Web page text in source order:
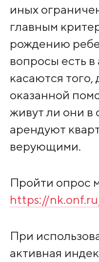
иных
главным
рождению
вопросы есть
касаются
оказанной
живут ли они в
арендуют
верующими.
Пройти опрос
https://
При
активная